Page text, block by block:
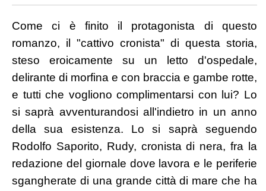
Come ci è finito il protagonista di questo
romanzo, il "cattivo cronista" di questa storia,
steso eroicamente su un letto d'ospedale,
delirante di morfina e con braccia e gambe rotte,
e tutti che vogliono complimentarsi con lui? Lo
si saprà avventurandosi all'indietro in un anno
della sua esistenza. Lo si saprà seguendo
Rodolfo Saporito, Rudy, cronista di nera, fra la
redazione del giornale dove lavora e le periferie
sgangherate di una grande città di mare che ha